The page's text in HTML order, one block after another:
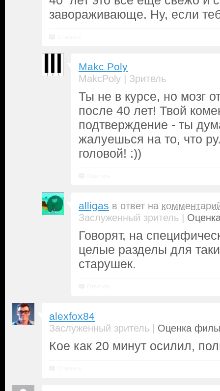
завораживающе. Ну, если
Makc Poly
MakcPoly | Зритель
Ты не в курсе, но мозг
после 40 лет! Твой
подтверждение - ты
жалуешься на то, что
головой! :))
alligas в ответ на
Заслуженный зритель |
Говорят, на
целые разделы для
старушек.
alexfox84
Заслуженный зритель | Оценка
Кое как 20 минут осилил,